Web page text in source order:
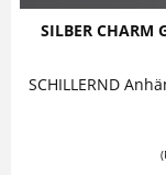
SILBER CHARM